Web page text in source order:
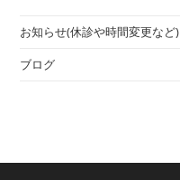
お知らせ(休診や時間変更など)
ブログ